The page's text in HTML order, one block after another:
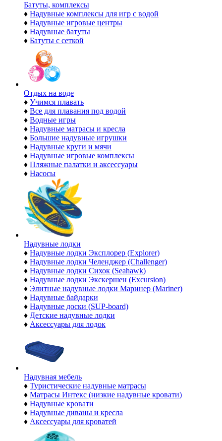
Батуты, комплексы
♦ Надувные комплексы для игр с водой
♦ Надувные игровые центры
♦ Надувные батуты
♦ Батуты с сеткой
Отдых на воде
♦ Учимся плавать
♦ Все для плавания под водой
♦ Водные игры
♦ Надувные матрасы и кресла
♦ Большие надувные игрушки
♦ Надувные круги и мячи
♦ Надувные игровые комплексы
♦ Пляжные палатки и аксессуары
♦ Насосы
Надувные лодки
♦ Надувные лодки Эксплорер (Explorer)
♦ Надувные лодки Челенджер (Challenger)
♦ Надувные лодки Сихок (Seahawk)
♦ Надувные лодки Экскершен (Excursion)
♦ Элитные надувные лодки Маринер (Mariner)
♦ Надувные байдарки
♦ Надувные доски (SUP-board)
♦ Детские надувные лодки
♦ Аксессуары для лодок
Надувная мебель
♦ Туристические надувные матрасы
♦ Матрасы Интекс (низкие надувные кровати)
♦ Надувные кровати
♦ Надувные диваны и кресла
♦ Аксессуары для кроватей